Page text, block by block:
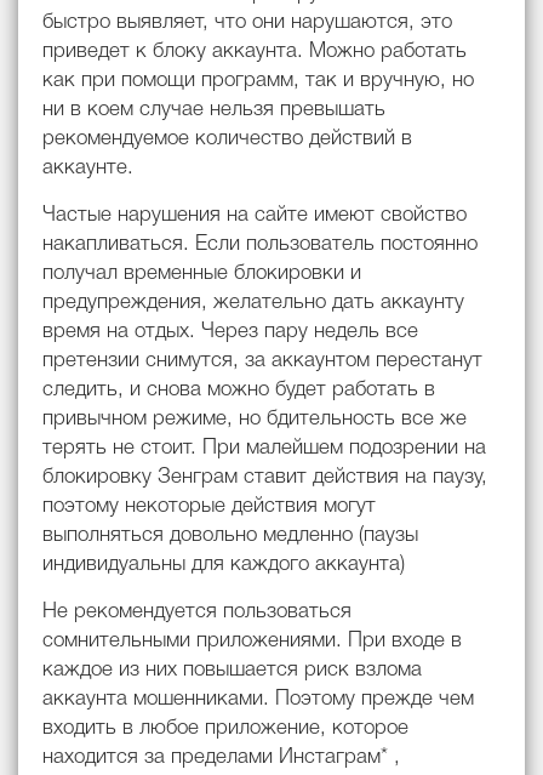
быстро выявляет, что они нарушаются, это
приведет к блоку аккаунта. Можно работать
как при помощи программ, так и вручную, но
ни в коем случае нельзя превышать
рекомендуемое количество действий в
аккаунте.
Частые нарушения на сайте имеют свойство
накапливаться. Если пользователь постоянно
получал временные блокировки и
предупреждения, желательно дать аккаунту
время на отдых. Через пару недель все
претензии снимутся, за аккаунтом перестанут
следить, и снова можно будет работать в
привычном режиме, но бдительность все же
терять не стоит. При малейшем подозрении на
блокировку Зенграм ставит действия на паузу,
поэтому некоторые действия могут
выполняться довольно медленно (паузы
индивидуальны для каждого аккаунта)
Не рекомендуется пользоваться
сомнительными приложениями. При входе в
каждое из них повышается риск взлома
аккаунта мошенниками. Поэтому прежде чем
входить в любое приложение, которое
находится за пределами Инстаграм* ,